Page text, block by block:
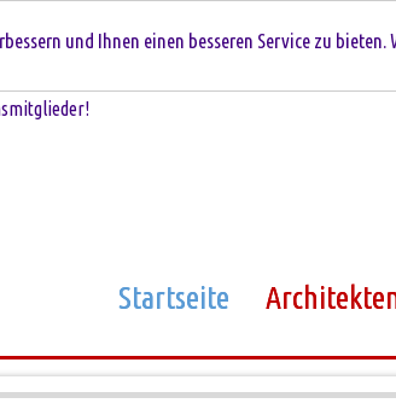
und Ihnen einen besseren Service zu
Startseite